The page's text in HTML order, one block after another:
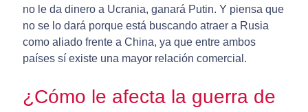
no le da dinero a Ucrania, ganará Putin. Y piensa que
no se lo dará porque está buscando atraer a Rusia
como aliado frente a China, ya que entre ambos
países sí existe una mayor relación comercial.
¿Cómo le afecta la guerra de